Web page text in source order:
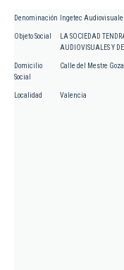
Denominación Ingetec
Objeto Social
LA SOCIEDAD
AUDIOVISUALES Y
Domicilio
Social
Calle del Mestre
Localidad Valencia